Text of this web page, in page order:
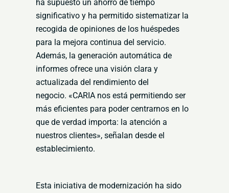
ha supuesto un ahorro de tiempo
significativo y ha permitido sistematizar la
recogida de opiniones de los huéspedes
para la mejora continua del servicio.
Además, la generación automática de
informes ofrece una visión clara y
actualizada del rendimiento del
negocio. «CARIA nos está permitiendo ser
más eficientes para poder centrarnos en lo
que de verdad importa: la atención a
nuestros clientes», señalan desde el
establecimiento.
Esta iniciativa de modernización ha sido